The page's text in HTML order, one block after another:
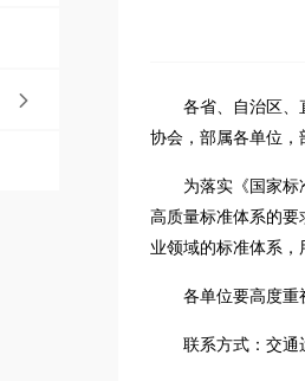
各省、自治区、
协会，部属各单位，
为落实《国家标
高质量标准体系的
业领域的标准体系
各单位要高度重
联系方式：交通